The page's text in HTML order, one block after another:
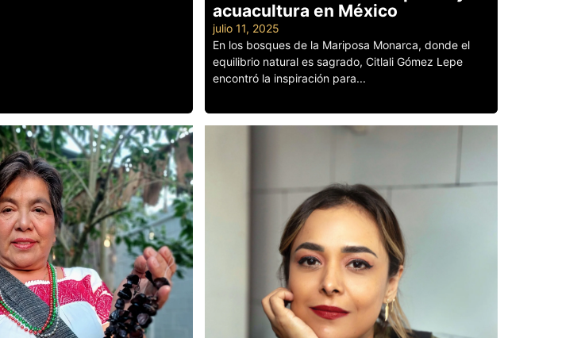
acuacultura en México
julio 11, 2025
En los bosques de la Mariposa Monarca, donde el
equilibrio natural es sagrado, Citlali Gómez Lepe
encontró la inspiración para...